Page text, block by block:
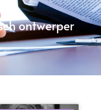
ontwerper